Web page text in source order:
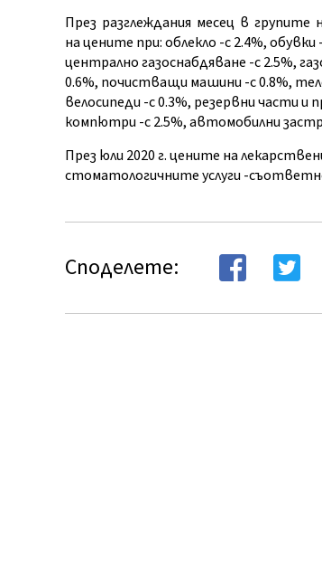
През разглеждания месец в групите
на цените при: облекло -с 2.4%,
централно газоснабдяване -с 2.5%,
0.6%, почистващи машини -с 0.8%,
велосипеди -с 0.3%, резервни части
компютри -с 2.5%, автомобилни
През юли 2020 г. цените на
стоматологичните услуги -съответно
Споделете: